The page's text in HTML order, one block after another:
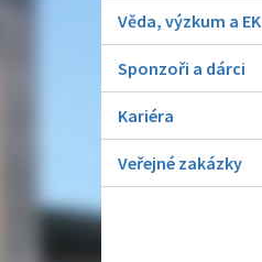
Věda, výzkum a EK
Sponzoři a dárci
Kariéra
Veřejné zakázky